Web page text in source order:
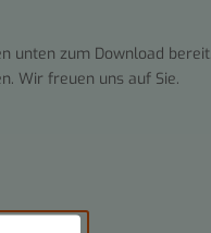
unten zum Download
Wir freuen uns auf Sie.